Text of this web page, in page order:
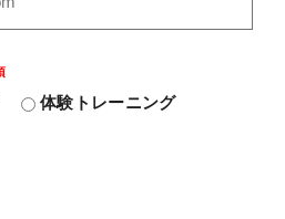
体験トレーニング